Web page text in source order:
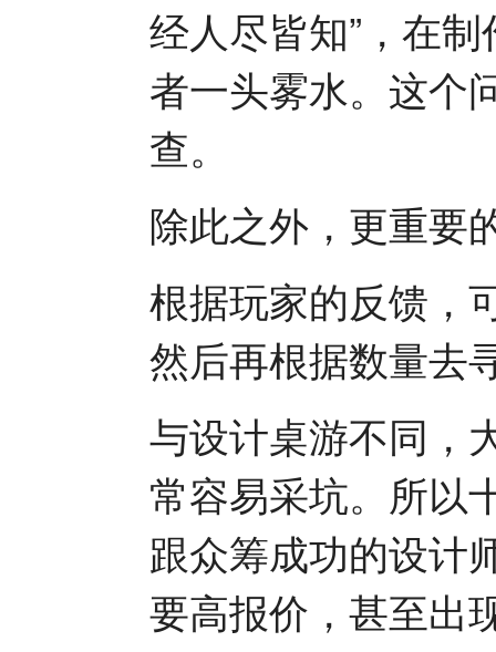
经人尽皆知”，在
者一头雾水。这个
查。
除此之外，更重要
根据玩家的反馈，
然后再根据数量去
与设计桌游不同，
常容易采坑。所以
跟众筹成功的设计
要高报价，甚至出